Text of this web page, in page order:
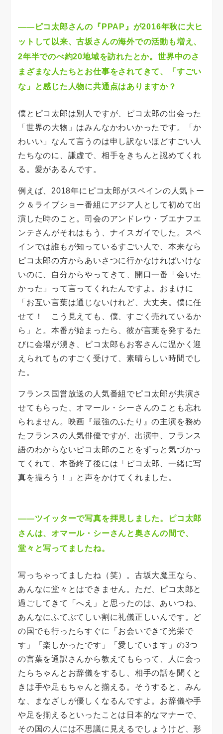
――ピコ太郎さんの『PPAP』が2016年秋に大ヒ
ットして以来、古坂さんの海外での活動も増え、
2年半でのべ約20地域を訪れたとか。世界中のさ
まざまな人たちとお仕事をされてきて、「すごい
な」と感じた人物に共通点はありますか？
僕とピコ太郎は別人ですが、ピコ太郎の出会った
「世界の大物」はみんなかわいかったです。「か
わいい」なんて言うのは申し訳ないほどすごい人
たちなのに、謙虚で、相手をきちんと認めてくれ
る。愛があるんです。
例えば、2018年にピコ太郎がスペインの人気トー
ク＆ライブショー番組にアジア人として初めて出
演した時のこと。司会のアンドレウ・ブエナフエ
ンテさんがそれはもう、ナイスガイでした。スペ
インでは誰もが知っているすごい人で、本来なら
ピコ太郎の方からあいさつに行かなければいけな
いのに、自分からやってきて、開口一番「会いた
かった」って言ってくれたんですよ。おまけに
「お互い言葉は通じないけれど、大丈夫。僕に任
せて！ こう見えても、僕、すごく売れているか
ら」と。本番が始まったら、彼が言葉を発するた
びに会場が湧き、ピコ太郎もお客さんに温かく迎
えられてものすごく受けて、素晴らしい時間でし
た。
フランス国営放送の人気番組でピコ太郎が共演さ
せてもらった、オマール・シーさんのことも忘れ
られません。映画『最強のふたり』の主演を務め
たフランスの人気俳優ですが、出演中、フランス
語のわからないピコ太郎のことをずっと気づかっ
てくれて、本番終了後には「ピコ太郎、一緒に写
真を撮ろう！」と声をかけてくれました。
――ツイッターで写真を拝見しました。ピコ太郎
さんは、オマール・シーさんと奥さんの間で、
堂々と写ってましたね。
写っちゃってましたね（笑）。古坂大魔王なら、
あんなに堂々とはできません。ただ、ピコ太郎と
過ごしてきて「へえ」と思ったのは、あいつね、
あんなにふてぶてしい割に礼儀正しいんです。ど
の国でも行ったらすぐに「お会いできて光栄で
す」「楽しかったです」「愛しています」の3つ
の言葉を通訳さんから教えてもらって、人に会っ
たらちゃんとお辞儀をするし、相手の話を聞くと
きは手や足もちゃんと揃える。そうすると、みん
な、まなざしが優しくなるんですよ。お辞儀や手
や足を揃えるといったことは日本的なマナーで、
その国の人には不思議に見えるでしょうけど、形